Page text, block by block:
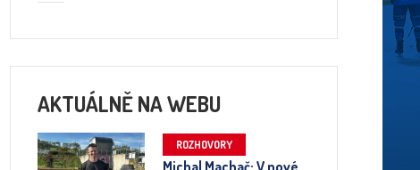
AKTUÁLNĚ NA WEBU
ROZHOVORY
Michal Machač: V nové